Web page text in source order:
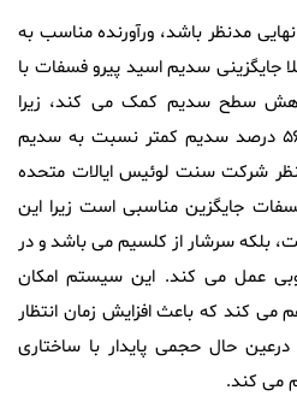
مدنظر باشد، ورآورنده مناسب به
سدیم اسید پیرو فسفات با
سطح سدیم کمک می کند، زیرا
سدیم آلومینیم فسفات دارای ۵۶ درصد سدیم کمتر نسبت به سدیم
شرکت سنت لوئیس ایالات متحده
جایگزین مناسبی است زیرا این
بلکه سرشار از کلسیم می باشد و در
عمل می کند. این سیستم امکان
می کند که باعث افزایش زمان انتظار
حال حجمی پایدار با ساختاری
می کند.